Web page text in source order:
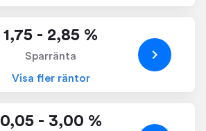
1,75 - 2,85 %
Sparränta
Visa fler räntor
0,05 - 3,00 %